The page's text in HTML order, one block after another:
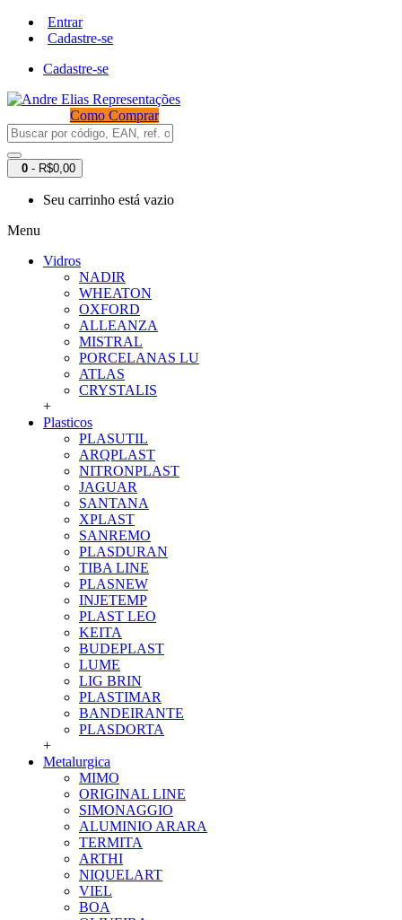
Entrar
Cadastre-se
Cadastre-se
Como Comprar
0 - R$0,00
Seu carrinho está vazio
Menu
Vidros
NADIR
WHEATON
OXFORD
ALLEANZA
MISTRAL
PORCELANAS LU
ATLAS
CRYSTALIS
+
Plasticos
PLASUTIL
ARQPLAST
NITRONPLAST
JAGUAR
SANTANA
XPLAST
SANREMO
PLASDURAN
TIBA LINE
PLASNEW
INJETEMP
PLAST LEO
KEITA
BUDEPLAST
LUME
LIG BRIN
PLASTIMAR
BANDEIRANTE
PLASDORTA
+
Metalurgica
MIMO
ORIGINAL LINE
SIMONAGGIO
ALUMINIO ARARA
TERMITA
ARTHI
NIQUELART
VIEL
BOA